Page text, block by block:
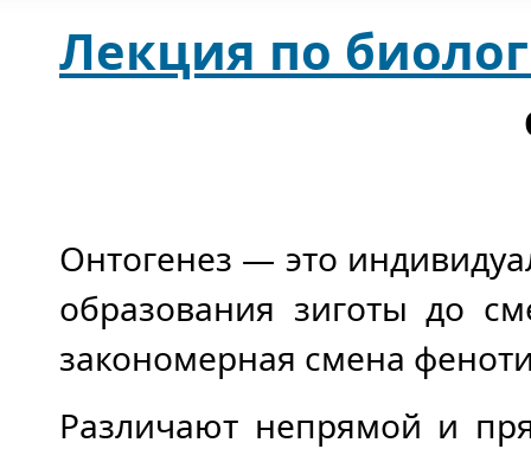
Лекция по
Онтогенез — это
образования зиготы до
закономерная смена
Различают непрямой и